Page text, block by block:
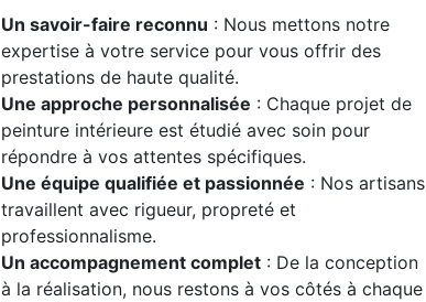
Un savoir-faire reconnu : Nous mettons notre
expertise à votre service pour vous offrir des
prestations de haute qualité.
Une approche personnalisée : Chaque projet de
peinture intérieure est étudié avec soin pour
répondre à vos attentes spécifiques.
Une équipe qualifiée et passionnée : Nos artisans
travaillent avec rigueur, propreté et
professionnalisme.
Un accompagnement complet : De la conception
à la réalisation, nous restons à vos côtés à chaque